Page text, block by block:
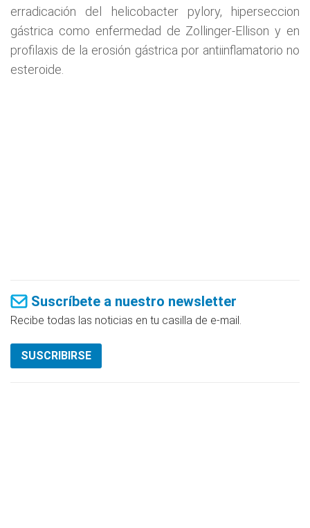
erradicación del helicobacter pylory, hiperseccion
gástrica como enfermedad de Zollinger-Ellison y en
profilaxis de la erosión gástrica por antiinflamatorio no
esteroide.
Suscríbete a nuestro newsletter
Recibe todas las noticias en tu casilla de e-mail.
SUSCRIBIRSE